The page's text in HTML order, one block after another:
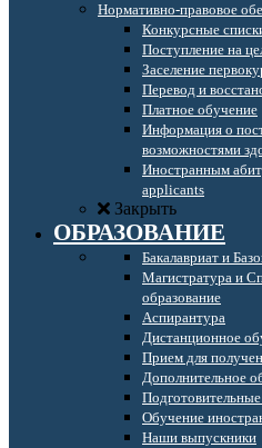
Нормативно-правовое
Конкурсные
Поступление на
Заселение
Перевод и
Платное обучение
Информация о
возможностями
Иностранным
applicants
Закрыть
ОБРАЗОВАНИЕ
Бакалавриат и
Магистратура и
образование
Аспирантура
Дистанционное
Прием для
Дополнительное
Обучение
Наши выпускники